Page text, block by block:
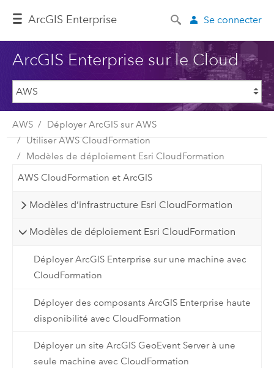
ArcGIS Enterprise Se connecter
ArcGIS Enterprise sur le Cloud
AWS
Déployer ArcGIS sur AWS
Utiliser AWS CloudFormation
Modèles de déploiement Esri CloudFormation
AWS CloudFormation et ArcGIS
Modèles d’infrastructure Esri CloudFormation
Modèles de déploiement Esri CloudFormation
Déployer ArcGIS Enterprise sur une machine avec
CloudFormation
Déployer des composants ArcGIS Enterprise haute
disponibilité avec CloudFormation
Déployer un site ArcGIS GeoEvent Server à une
seule machine avec CloudFormation